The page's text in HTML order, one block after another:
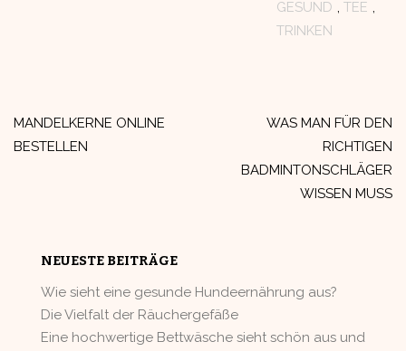
GESUND , TEE ,
TRINKEN
MANDELKERNE ONLINE
BESTELLEN
WAS MAN FÜR DEN
RICHTIGEN
BADMINTONSCHLÄGER
WISSEN MUSS
NEUESTE BEITRÄGE
Wie sieht eine gesunde Hundeernährung aus?
Die Vielfalt der Räuchergefäße
Eine hochwertige Bettwäsche sieht schön aus und